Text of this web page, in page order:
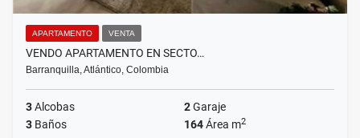
APARTAMENTO VENTA
VENDO APARTAMENTO EN SECTO…
Barranquilla, Atlántico, Colombia
3Alcobas 2Garaje
3 Baños 164Área m2